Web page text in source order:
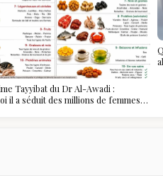
Tayyibat du Dr Al-Awadi :
il a séduit des millions de femmes